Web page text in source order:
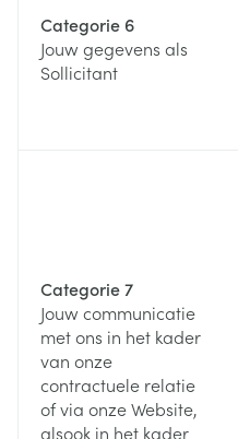
Categorie 6
Jouw gegevens als
Sollicitant
Categorie 7
Jouw communicatie
met ons in het kader
van onze
contractuele relatie
of via onze Website,
alsook in het kader